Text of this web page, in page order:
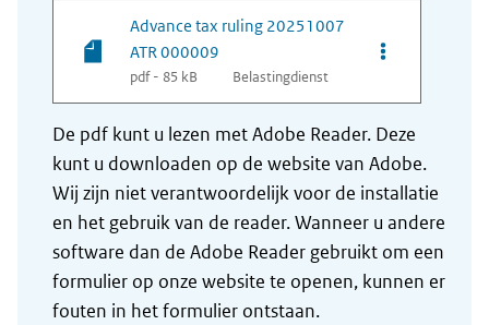
Advance tax ruling 20251007
ATR 000009
pdf - 85 kB Belastingdienst
Opties van
De pdf kunt u lezen met Adobe Reader. Deze
kunt u downloaden op de website van Adobe.
Wij zijn niet verantwoordelijk voor de installatie
en het gebruik van de reader. Wanneer u andere
software dan de Adobe Reader gebruikt om een
formulier op onze website te openen, kunnen er
fouten in het formulier ontstaan.